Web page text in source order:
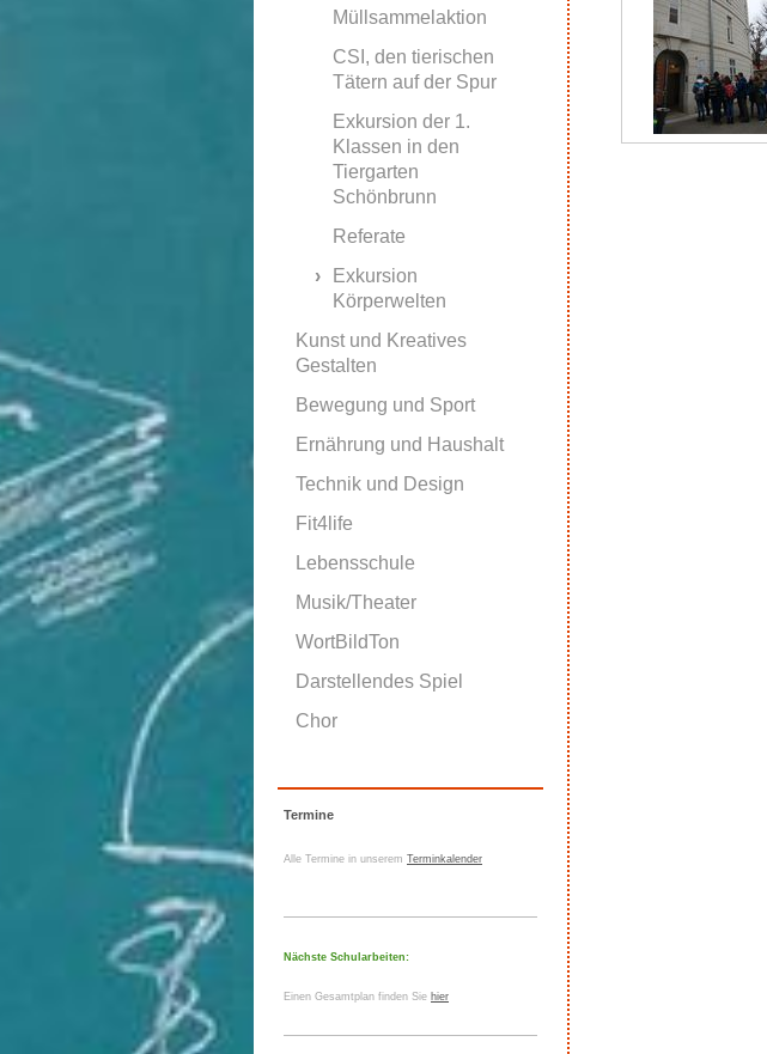
Müllsammelaktion
CSI, den tierischen
Tätern auf der Spur
Exkursion der 1.
Klassen in den
Tiergarten
Schönbrunn
Referate
Exkursion
Körperwelten
Kunst und Kreatives
Gestalten
Bewegung und Sport
Ernährung und Haushalt
Technik und Design
Fit4life
Lebensschule
Musik/Theater
WortBildTon
Darstellendes Spiel
Chor
Termine
Alle Termine in unserem Terminkalender
Nächste Schularbeiten:
Einen Gesamtplan finden Sie hier